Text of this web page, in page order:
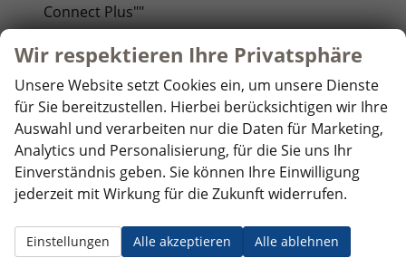
Connect Plus""
SICHERHEIT:
(EM2) Ablenkungs- und Müdigkeitserkennung
(4UF) Airbags für Fahrer und Beifahrer, mit
Beifahrer-Airbag-Deaktivierung
(8J3) Notbremsassistent ""Front Assist"" mit
Fußgänger- und Radfahrererkennung
(6C6) Seiten- und Kopfairbag für Fahrer und
Beifahrer, Kopfairbags für die äußeren Sitzplätze
hinten und Mittenairbag vorn
Wir respektieren Ihre Privatsphäre
Unsere Website setzt Cookies ein, um unsere Dienste
für Sie bereitzustellen. Hierbei berücksichtigen wir Ihre
Auswahl und verarbeiten nur die Daten für Marketing,
Analytics und Personalisierung, für die Sie uns Ihr
Einverständnis geben. Sie können Ihre Einwilligung
jederzeit mit Wirkung für die Zukunft widerrufen.
Alle akzeptieren Alle ablehnen
Einstellungen